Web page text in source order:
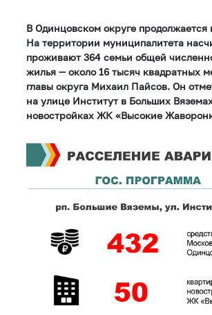
В Одинцовском округе
На территории муниципалитета
проживают 364 семьи общей
жилья — около 16 тысяч квадратных
главы округа Михаил Пайсов. Он
на улице Институт в Больших
новостройках ЖК «Высокие